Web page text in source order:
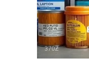
370Z